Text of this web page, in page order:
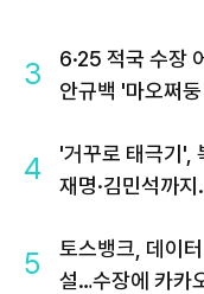
3
6·25 적국 수장
안규백 '마오쩌
4
'거꾸로 태극기',
재명·김민석까
5
토스뱅크, 데이
설…수장에 카카